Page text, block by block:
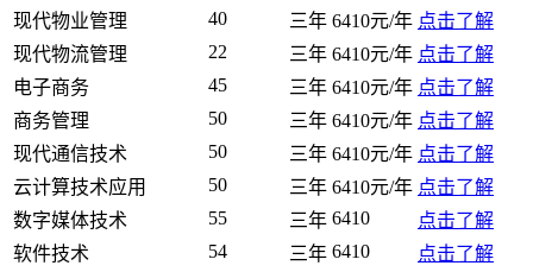
现代物业管理
40 三年 6410元/年 点击了解
现代物流管理
22 三年 6410元/年 点击了解
电子商务
45 三年 6410元/年 点击了解
商务管理
50 三年 6410元/年 点击了解
现代通信技术
50 三年 6410元/年 点击了解
云计算技术应用
50 三年 6410元/年 点击了解
数字媒体技术
55 三年 6410
点击了解
软件技术
54 三年 6410
点击了解